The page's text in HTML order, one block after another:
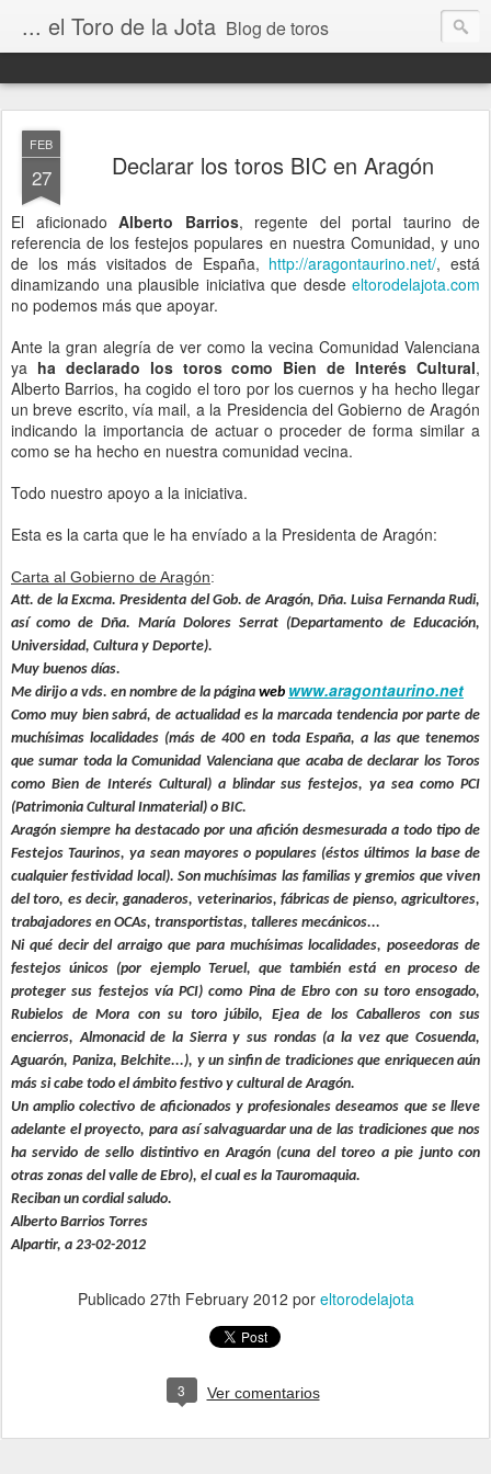
... el Toro de la Jota Blog de toros
FEB
27 Declarar los toros BIC en Aragón
El aficionado Alberto Barrios, regente del portal taurino de
referencia de los festejos populares en nuestra Comunidad, y uno
de los más visitados de España, http://aragontaurino.net/, está
dinamizando una plausible iniciativa que desde eltorodelajota.com
no podemos más que apoyar.
Ante la gran alegría de ver como la vecina Comunidad Valenciana
ya ha declarado los toros como Bien de Interés Cultural,
Alberto Barrios, ha cogido el toro por los cuernos y ha hecho llegar
un breve escrito, vía mail, a la Presidencia del Gobierno de Aragón
indicando la importancia de actuar o proceder de forma similar a
como se ha hecho en nuestra comunidad vecina.
Todo nuestro apoyo a la iniciativa.
Esta es la carta que le ha envíado a la Presidenta de Aragón:
Carta al Gobierno de Aragón:
Att. de la Excma. Presidenta del Gob. de Aragón, Dña. Luisa Fernanda Rudi,
así como de Dña. María Dolores Serrat (Departamento de Educación,
Universidad, Cultura y Deporte).
Muy buenos días.
Me dirijo a vds. en nombre de la página web www.aragontaurino.net
Como muy bien sabrá, de actualidad es la marcada tendencia por parte de
muchísimas localidades (más de 400 en toda España, a las que tenemos
que sumar toda la Comunidad Valenciana que acaba de declarar los Toros
como Bien de Interés Cultural) a blindar sus festejos, ya sea como PCI
(Patrimonia Cultural Inmaterial) o BIC.
Aragón siempre ha destacado por una afición desmesurada a todo tipo de
Festejos Taurinos, ya sean mayores o populares (éstos últimos la base de
cualquier festividad local). Son muchísimas las familias y gremios que viven
del toro, es decir, ganaderos, veterinarios, fábricas de pienso, agricultores,
trabajadores en OCAs, transportistas, talleres mecánicos...
Ni qué decir del arraigo que para muchísimas localidades, poseedoras de
festejos únicos (por ejemplo Teruel, que también está en proceso de
proteger sus festejos vía PCI) como Pina de Ebro con su toro ensogado,
Rubielos de Mora con su toro júbilo, Ejea de los Caballeros con sus
encierros, Almonacid de la Sierra y sus rondas (a la vez que Cosuenda,
Aguarón, Paniza, Belchite...), y un sinfin de tradiciones que enriquecen aún
más si cabe todo el ámbito festivo y cultural de Aragón.
Un amplio colectivo de aficionados y profesionales deseamos que se lleve
adelante el proyecto, para así salvaguardar una de las tradiciones que nos
ha servido de sello distintivo en Aragón (cuna del toreo a pie junto con
otras zonas del valle de Ebro), el cual es la Tauromaquia.
Reciban un cordial saludo.
Alberto Barrios Torres
Alpartir, a 23-02-2012
Publicado 27th February 2012 por eltorodelajota
3 Ver comentarios